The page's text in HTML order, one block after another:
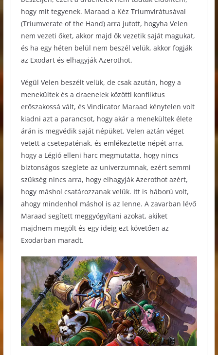
hogy mit tegyenek. Maraad a Kéz Triumvirátusával
(Triumverate of the Hand) arra jutott, hogyha Velen
nem vezeti őket, akkor majd ők vezetik saját magukat,
és ha egy héten belül nem beszél velük, akkor fogják
az Exodart és elhagyják Azerothot.
Végül Velen beszélt velük, de csak azután, hogy a
menekültek és a draeneiek közötti konfliktus
erőszakossá vált, és Vindicator Maraad kénytelen volt
kiadni azt a parancsot, hogy akár a menekültek élete
árán is megvédik saját népüket. Velen aztán véget
vetett a csetepaténak, és emlékeztette népét arra,
hogy a Légió elleni harc megmutatta, hogy nincs
biztonságos szeglete az univerzumnak, ezért semmi
szükség nincs arra, hogy elhagyják Azerothot azért,
hogy máshol csatározzanak velük. Itt is háború volt,
ahogy mindenhol máshol is az lenne. A zavarban lévő
Maraad segített meggyógyítani azokat, akiket
majdnem megölt és egy ideig ezt követően az
Exodarban maradt.